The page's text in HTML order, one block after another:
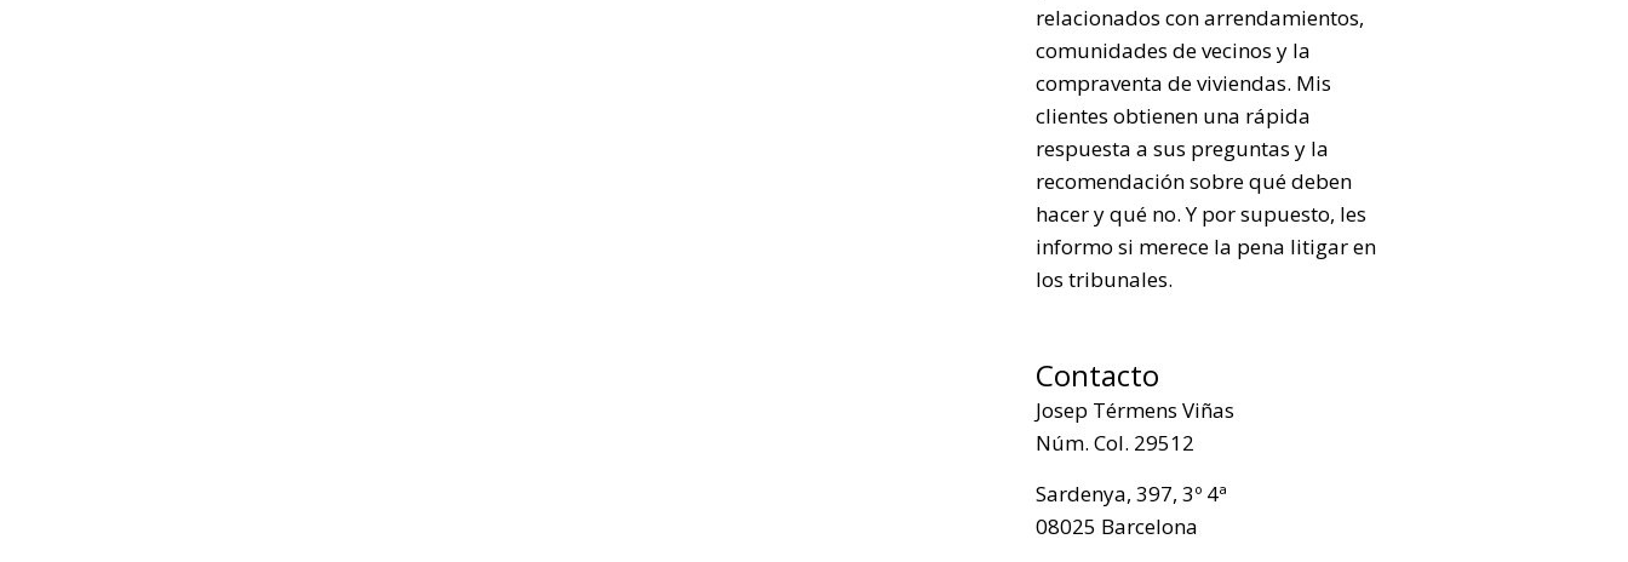
relacionados con arrendamientos,
comunidades de vecinos y la
compraventa de viviendas. Mis
clientes obtienen una rápida
respuesta a sus preguntas y la
recomendación sobre qué deben
hacer y qué no. Y por supuesto, les
informo si merece la pena litigar en
los tribunales.
Contacto
Josep Térmens Viñas
Núm. Col. 29512
Sardenya, 397, 3º 4ª
08025 Barcelona